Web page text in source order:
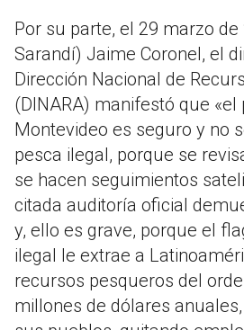
Por su parte, el 29 marzo de
Sarandí) Jaime Coronel, el
Dirección Nacional de
(DINARA) manifestó que «el
Montevideo es seguro y no
pesca ilegal, porque se
se hacen seguimientos
citada auditoría oficial
y, ello es grave, porque el
ilegal le extrae a
recursos pesqueros del
millones de dólares